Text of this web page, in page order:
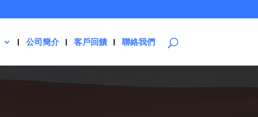
公司簡介 客戶回饋 聯絡我們